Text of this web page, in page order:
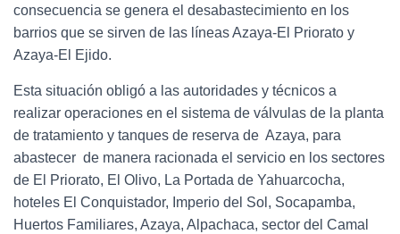
consecuencia se genera el desabastecimiento en los
barrios que se sirven de las líneas Azaya-El Priorato y
Azaya-El Ejido.
Esta situación obligó a las autoridades y técnicos a
realizar operaciones en el sistema de válvulas de la planta
de tratamiento y tanques de reserva de Azaya, para
abastecer de manera racionada el servicio en los sectores
de El Priorato, El Olivo, La Portada de Yahuarcocha,
hoteles El Conquistador, Imperio del Sol, Socapamba,
Huertos Familiares, Azaya, Alpachaca, sector del Camal